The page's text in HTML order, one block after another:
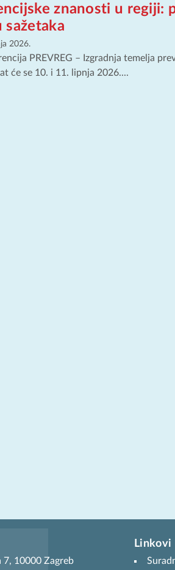
znanosti u regiji:
sažetaka
2026.
PREVREG – Izgradnja temelja
će se 10. i 11. lipnja 2026....
7, 10000 Zagreb
Linkovi